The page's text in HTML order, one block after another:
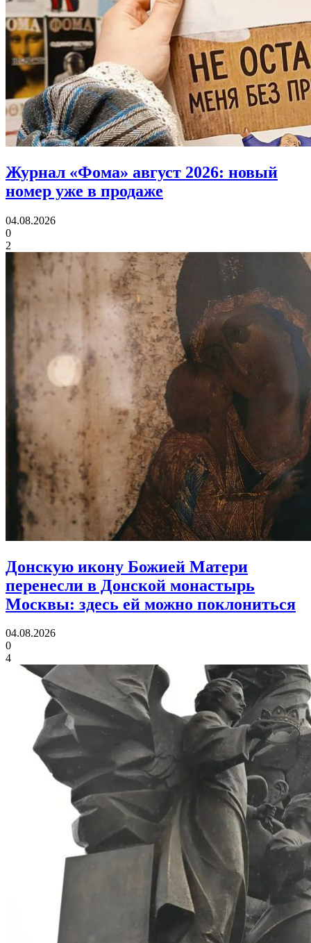
Журнал «Фома» август 2026: новый
номер уже в продаже
04.08.2026
0
2
Донскую икону Божией Матери
перенесли в Донской монастырь
Москвы: здесь ей можно поклониться
04.08.2026
0
4